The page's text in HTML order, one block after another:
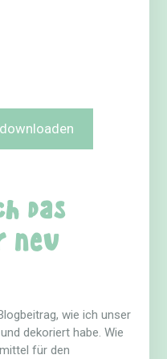
das
neu
wie ich unser
dekoriert habe. Wie
für den